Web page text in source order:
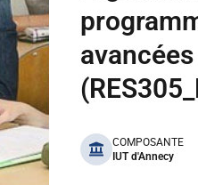
avancées
benefits
COMPOSANTE
IUT d'Annecy